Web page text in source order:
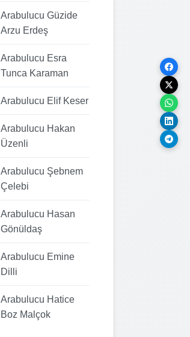
Arabulucu Güzide
Arzu Erdeş
Arabulucu Esra
Tunca Karaman
Arabulucu Elif Keser
Arabulucu Hakan
Üzenli
Arabulucu Şebnem
Çelebi
Arabulucu Hasan
Gönüldaş
Arabulucu Emine
Dilli
Arabulucu Hatice
Boz Malçok